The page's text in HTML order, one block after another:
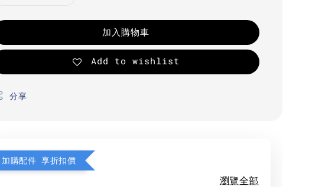
加入購物車
Add to wishlist
分享
加購配件 享折扣價
瀏覽全部